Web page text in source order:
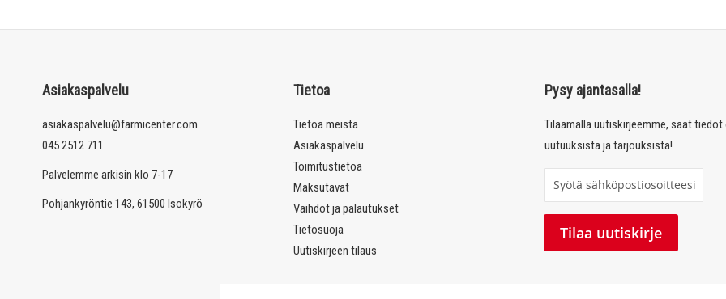
Asiakaspalvelu
asiakaspalvelu@farmicenter.com
045 2512 711
Palvelemme arkisin klo 7-17
Pohjankyröntie 143, 61500 Isokyrö
Tietoa
Tietoa meistä
Asiakaspalvelu
Toimitustietoa
Maksutavat
Vaihdot ja palautukset
Tietosuoja
Uutiskirjeen tilaus
Pysy ajantasalla!
Tilaamalla uutiskirjeemme, saat tiedot
uutuuksista ja tarjouksista!
i
l
Tilaa uutiskirje